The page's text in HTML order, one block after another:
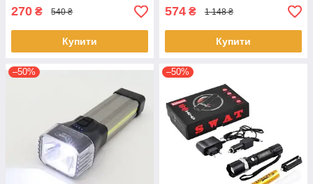
270 ₴ 540 ₴
Купити
574 ₴ 1 148 ₴
Купити
–50% –50%